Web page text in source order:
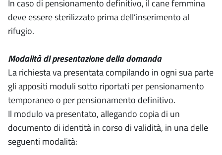
In caso di pensionamento definitivo, il cane femmina
deve essere sterilizzato prima dell’inserimento al
rifugio.
Modalità di presentazione della domanda
La richiesta va presentata compilando in ogni sua parte
gli appositi moduli sotto riportati per pensionamento
temporaneo o per pensionamento definitivo.
Il modulo va presentato, allegando copia di un
documento di identità in corso di validità, in una delle
seguenti modalità: